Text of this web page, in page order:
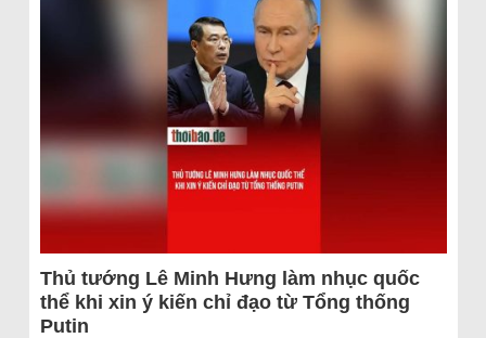
Thủ tướng Lê Minh Hưng làm nhục quốc
thể khi xin ý kiến chỉ đạo từ Tổng thống
Putin